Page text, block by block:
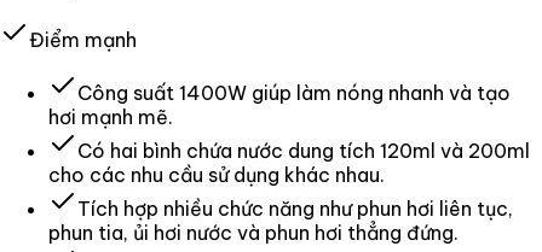
Điểm mạnh
Công suất 1400W giúp làm nóng nhanh và tạo
hơi mạnh mẽ.
Có hai bình chứa nước dung tích 120ml và 200ml
cho các nhu cầu sử dụng khác nhau.
Tích hợp nhiều chức năng như phun hơi liên tục,
phun tia, ủi hơi nước và phun hơi thẳng đứng.